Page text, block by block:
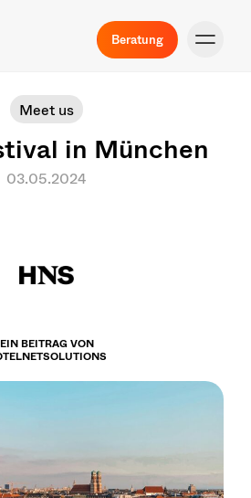
Beratung
Meet us
in München
03.05.2024
EIN BEITRAG VON